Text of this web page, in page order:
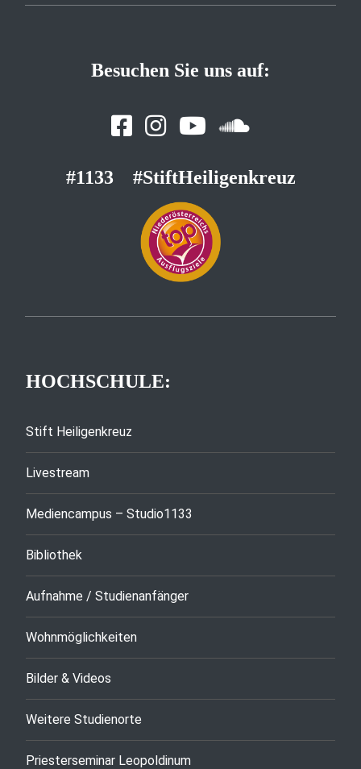
Besuchen Sie uns auf:
#1133 #StiftHeiligenkreuz
HOCHSCHULE:
Stift Heiligenkreuz
Livestream
Mediencampus – Studio1133
Bibliothek
Aufnahme / Studienanfänger
Wohnmöglichkeiten
Bilder & Videos
Weitere Studienorte
Priesterseminar Leopoldinum